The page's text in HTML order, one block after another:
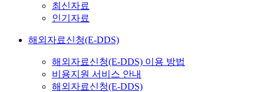
최신자료
인기자료
해외자료신청(E-DDS)
해외자료신청(E-DDS) 이용 방법
비용지원 서비스 안내
해외자료신청(E-DDS)